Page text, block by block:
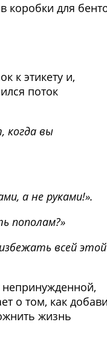
коробки для
к этикету и,
поток
когда вы
а не руками!».
пополам?»
всей этой
непринужденной,
о том, как
жизнь